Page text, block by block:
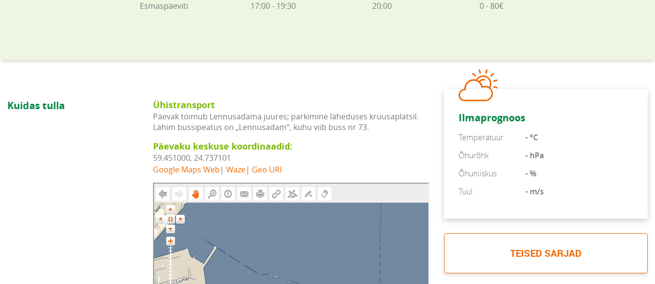
Esmaspäeviti 17:00 - 19:30 20:00 0 - 80€
Kuidas tulla Ühistransport
Päevak toimub Lennusadama juures; parkimine läheduses kruusaplatsil.
Lähim bussipeatus on „Lennusadam“, kuhu viib buss nr 73.
Päevaku keskuse koordinaadid:
59.451000, 24.737101
Google Maps Web | Waze| Geo URI
Ilmaprognoos
Temperatuur
- °C
Õhurõhk
- hPa
Õhuniiskus
- %
Tuul
- m/s
TEISED SARJAD